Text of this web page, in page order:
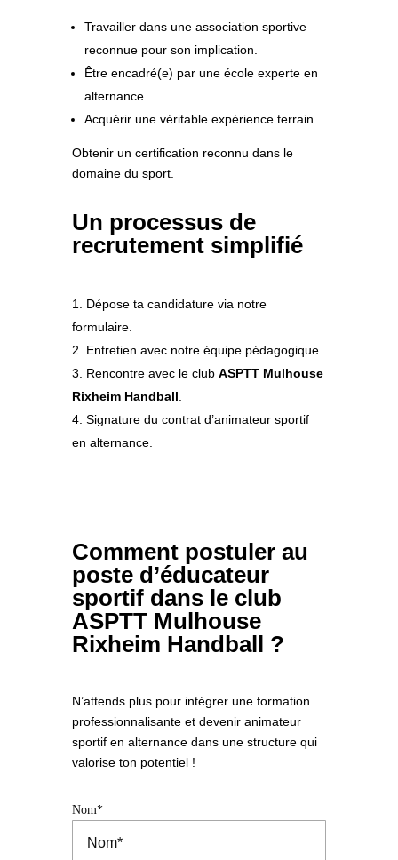
Travailler dans une association sportive
reconnue pour son implication.
Être encadré(e) par une école experte en
alternance.
Acquérir une véritable expérience terrain.
Obtenir un certification reconnu dans le
domaine du sport.
Un processus de
recrutement simplifié
Dépose ta candidature via notre
formulaire.
Entretien avec notre équipe pédagogique.
Rencontre avec le club ASPTT Mulhouse
Rixheim Handball
Signature du contrat d’animateur sportif
en alternance.
Comment postuler au
poste d’éducateur
sportif dans le club
ASPTT Mulhouse
Rixheim Handball ?
N’attends plus pour intégrer une formation
professionnalisante et devenir animateur
sportif en alternance dans une structure qui
valorise ton potentiel !
Nom*